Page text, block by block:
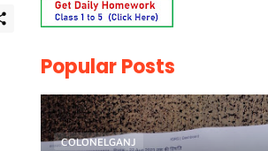
Popular Posts
COLONELGANJ